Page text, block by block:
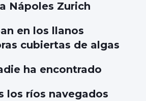
Nápoles Zurich
en los llanos
cubiertas de algas
ha encontrado
los ríos navegados